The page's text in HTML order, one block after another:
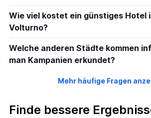
Wie viel kostet ein günstiges Hotel
Volturno?
Welche anderen Städte kommen
man Kampanien erkundet?
Mehr häufige Fragen
Finde bessere